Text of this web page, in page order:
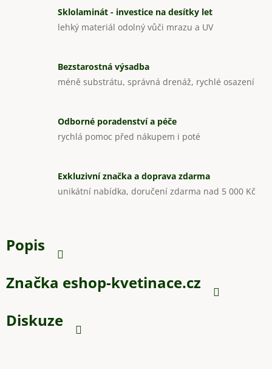
Sklolaminát - investice na desítky let
lehký materiál odolný vůči mrazu a UV
Bezstarostná výsadba
méně substrátu, správná drenáž, rychlé osazení
Odborné poradenství a péče
rychlá pomoc před nákupem i poté
Exkluzivní značka a doprava zdarma
unikátní nabídka, doručení zdarma nad 5 000 Kč
Popis
Značka eshop-kvetinace.cz
Diskuze